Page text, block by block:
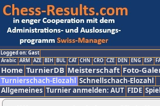
Logged on: Gast
Arabic ARM AZE BIH BUL CAT CHN CRO CZE DEN ENG ESP
Home TurnierDB Meisterschaft Foto-
Turnierschach-Elozahl Schnellschach-Elozahl
Allgemeines Turnier anmelden: AUT FIDE